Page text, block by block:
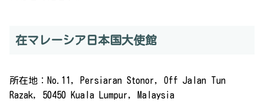
在マレーシア日本国大使館
所在地：No.11, Persiaran Stonor, Off Jalan Tun
Razak, 50450 Kuala Lumpur, Malaysia